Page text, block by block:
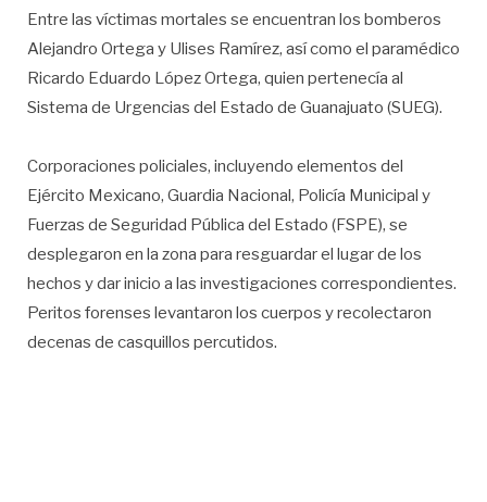
Entre las víctimas mortales se encuentran los bomberos
Alejandro Ortega y Ulises Ramírez, así como el paramédico
Ricardo Eduardo López Ortega, quien pertenecía al
Sistema de Urgencias del Estado de Guanajuato (SUEG).
Corporaciones policiales, incluyendo elementos del
Ejército Mexicano, Guardia Nacional, Policía Municipal y
Fuerzas de Seguridad Pública del Estado (FSPE), se
desplegaron en la zona para resguardar el lugar de los
hechos y dar inicio a las investigaciones correspondientes.
Peritos forenses levantaron los cuerpos y recolectaron
decenas de casquillos percutidos.